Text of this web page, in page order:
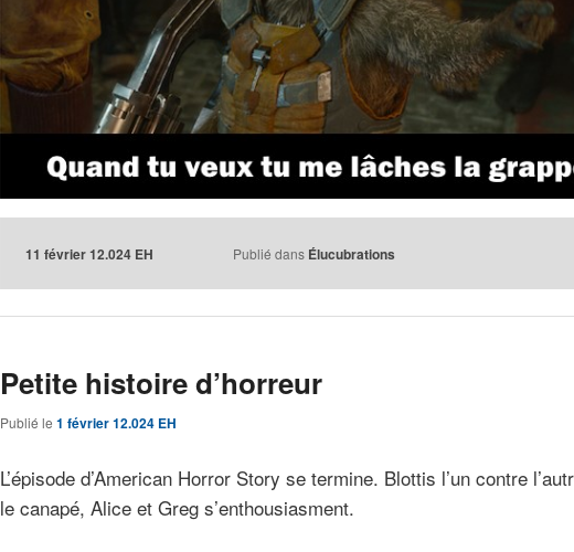
11 février 12.024 EH Publié dans Élucubrations
Petite histoire d’horreur
Publié le 1 février 12.024 EH
L’épisode d’American Horror Story se termine. Blottis l’un contre
le canapé, Alice et Greg s’enthousiasment.